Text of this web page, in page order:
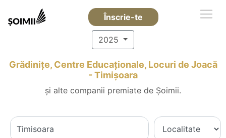
Înscrie-te
2025
Grădinițe, Centre Educaționale, Locuri de Joacă
- Timişoara
și alte companii premiate de Șoimii.